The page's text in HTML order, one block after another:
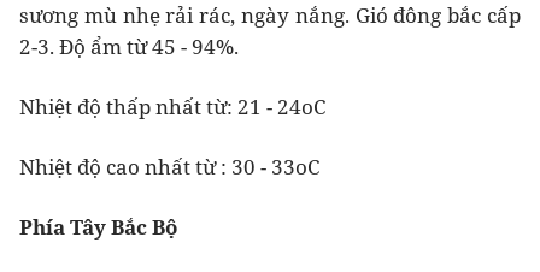
sương mù nhẹ rải rác, ngày nắng. Gió đông bắc cấp
2-3. Độ ẩm từ 45 - 94%.
Nhiệt độ thấp nhất từ: 21 - 24oC
Nhiệt độ cao nhất từ : 30 - 33oC
Phía Tây Bắc Bộ